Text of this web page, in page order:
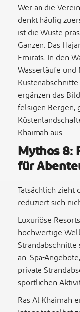
Wer an die
denkt häufig
ist die Wüste
Ganzen. Das
Emirats. In den
Wasserläufe
ergänzen das
felsigen Bergen,
Khaimah aus.
Mythos 8:
für
Tatsächlich zieht
reduziert sich
Luxuriöse
hochwertige
an. Spa-
private
sportlichen
Ras Al Khaimah